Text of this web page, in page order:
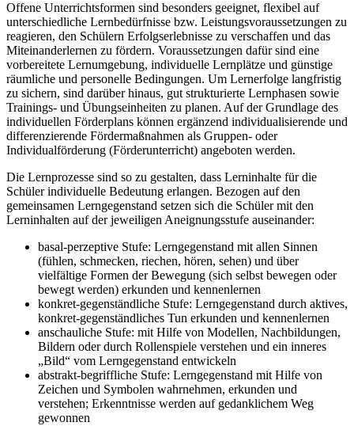
Offene Unterrichtsformen sind besonders geeignet, flexibel auf
unterschiedliche Lernbedürfnisse bzw. Leistungsvoraussetzungen zu
reagieren, den Schülern Erfolgserlebnisse zu verschaffen und das
Miteinanderlernen zu fördern. Voraussetzungen dafür sind eine
vorbereitete Lernumgebung, individuelle Lernplätze und günstige
räumliche und personelle Bedingungen. Um Lernerfolge langfristig
zu sichern, sind darüber hinaus, gut strukturierte Lernphasen sowie
Trainings- und Übungseinheiten zu planen. Auf der Grundlage des
individuellen Förderplans können ergänzend individualisierende und
differenzierende Fördermaßnahmen als Gruppen- oder
Individualförderung (Förderunterricht) angeboten werden.
Die Lernprozesse sind so zu gestalten, dass Lerninhalte für die
Schüler individuelle Bedeutung erlangen. Bezogen auf den
gemeinsamen Lerngegenstand setzen sich die Schüler mit den
Lerninhalten auf der jeweiligen Aneignungsstufe auseinander:
basal-perzeptive Stufe: Lerngegenstand mit allen Sinnen
(fühlen, schmecken, riechen, hören, sehen) und über
vielfältige Formen der Bewegung (sich selbst bewegen oder
bewegt werden) erkunden und kennenlernen
konkret-gegenständliche Stufe: Lerngegenstand durch aktives,
konkret-gegenständliches Tun erkunden und kennenlernen
anschauliche Stufe: mit Hilfe von Modellen, Nachbildungen,
Bildern oder durch Rollenspiele verstehen und ein inneres
„Bild“ vom Lerngegenstand entwickeln
abstrakt-begriffliche Stufe: Lerngegenstand mit Hilfe von
Zeichen und Symbolen wahrnehmen, erkunden und
verstehen; Erkenntnisse werden auf gedanklichem Weg
gewonnen